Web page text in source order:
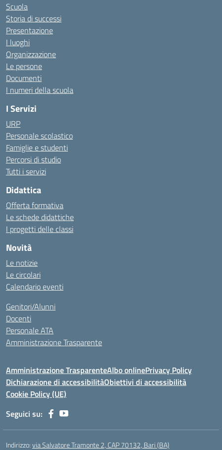
Scuola
Storia di successi
Presentazione
I luoghi
Organizzazione
Le persone
Documenti
I numeri della scuola
I Servizi
URP
Personale scolastico
Famiglie e studenti
Percorsi di studio
Tutti i servizi
Didattica
Offerta formativa
Le schede didattiche
I progetti delle classi
Novità
Le notizie
Le circolari
Calendario eventi
Genitori/Alunni
Docenti
Personale ATA
Amministrazione Trasparente
Amministrazione TrasparenteAlbo onlinePrivacy Policy
Dichiarazione di accessibilitàObiettivi di accessibilità
Cookie Policy (UE)
Seguici su:
Indirizzo:via Salvatore Tramonte 2, CAP 70132, Bari (BA)